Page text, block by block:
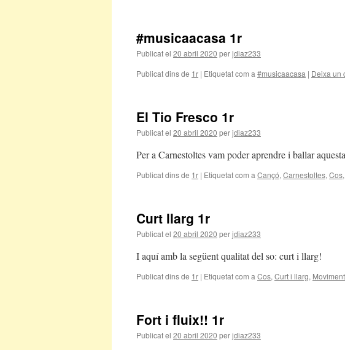
#musicaacasa 1r
Publicat el 20 abril 2020 perjdiaz233
Publicat dins de 1r | Etiquetat com a #musicaacasa | Deixa un
El Tio Fresco 1r
Publicat el 20 abril 2020 perjdiaz233
Per a Carnestoltes vam poder aprendre i ballar
Publicat dins de 1r | Etiquetat com a Cançó, Carnestoltes, Cos,
Curt llarg 1r
Publicat el 20 abril 2020 perjdiaz233
I aquí amb la següent qualitat del so: curt i llarg!
Publicat dins de 1r | Etiquetat com a Cos, Curt i llarg, Moviment
Fort i fluix!! 1r
Publicat el 20 abril 2020 perjdiaz233